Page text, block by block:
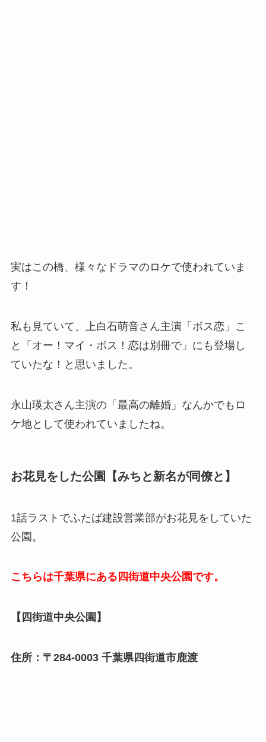
実はこの橋、様々なドラマのロケで使われていま
す！
私も見ていて、上白石萌音さん主演「ボス恋」こ
と
「オー！マイ・ボス！恋は別冊で」にも登場し
ていたな！と思いました。
永山瑛太さん主演の「最高の離婚」なんかでもロ
ケ地として使われていましたね。
お花見をした公園【みちと新名が同僚と 】
1話ラストでふたば建設営業部がお花見をしていた
公園。
こちらは千葉県にある四街道中央公園です。
【四街道中央公園】
住所：〒284-0003 千葉県四街道市鹿渡